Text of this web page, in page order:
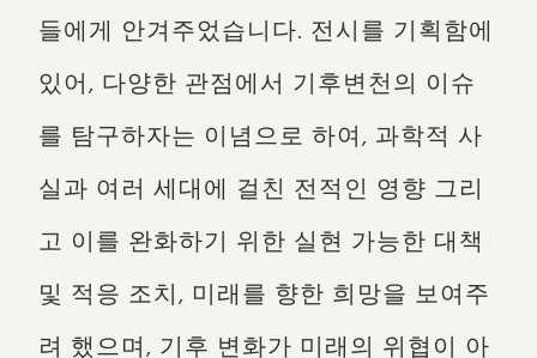
들에게 안겨주었습니다. 전시를 기획함에
있어, 다양한 관점에서 기후변천의 이슈
를 탐구하자는 이념으로 하여, 과학적 사
실과 여러 세대에 걸친 전적인 영향 그리
고 이를 완화하기 위한 실현 가능한 대책
및 적응 조치, 미래를 향한 희망을 보여주
려 했으며, 기후 변화가 미래의 위협이 아